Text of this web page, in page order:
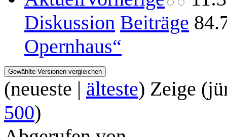
Diskussion Beiträge
Opernhaus“
(neueste | älteste) Zeige (
500)